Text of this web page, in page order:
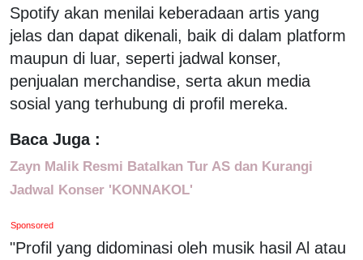
Spotify akan menilai keberadaan artis yang
jelas dan dapat dikenali, baik di dalam platform
maupun di luar, seperti jadwal konser,
penjualan merchandise, serta akun media
sosial yang terhubung di profil mereka.
Baca Juga :
Zayn Malik Resmi Batalkan Tur AS dan Kurangi
Jadwal Konser 'KONNAKOL'
Sponsored
"Profil yang didominasi oleh musik hasil Al atau